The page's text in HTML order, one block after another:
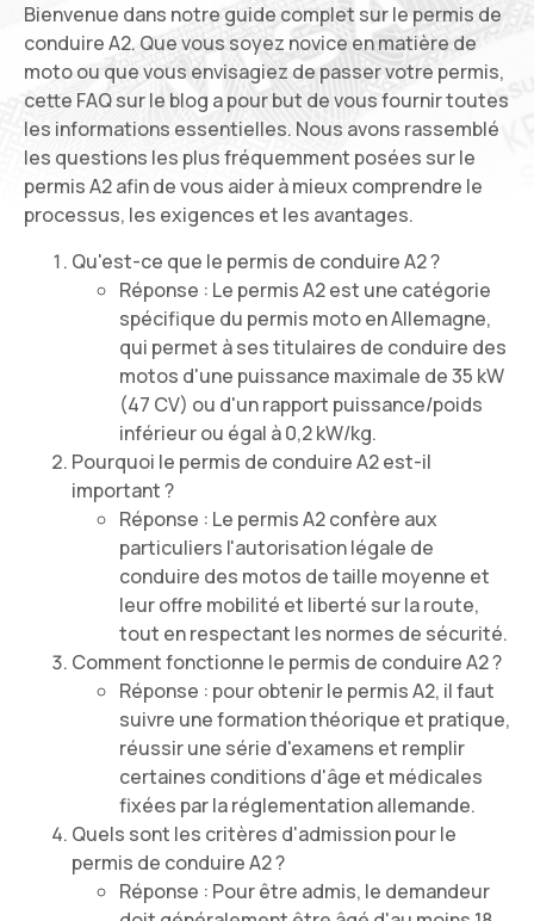
Bienvenue dans notre guide complet sur le permis de
conduire A2. Que vous soyez novice en matière de
moto ou que vous envisagiez de passer votre permis,
cette FAQ sur le blog a pour but de vous fournir toutes
les informations essentielles. Nous avons rassemblé
les questions les plus fréquemment posées sur le
permis A2 afin de vous aider à mieux comprendre le
processus, les exigences et les avantages.
Qu'est-ce que le permis de conduire A2 ?
Réponse : Le permis A2 est une catégorie
spécifique du permis moto en Allemagne,
qui permet à ses titulaires de conduire des
motos d'une puissance maximale de 35 kW
(47 CV) ou d'un rapport puissance/poids
inférieur ou égal à 0,2 kW/kg.
Pourquoi le permis de conduire A2 est-il
important ?
Réponse : Le permis A2 confère aux
particuliers l'autorisation légale de
conduire des motos de taille moyenne et
leur offre mobilité et liberté sur la route,
tout en respectant les normes de sécurité.
Comment fonctionne le permis de conduire A2 ?
Réponse : pour obtenir le permis A2, il faut
suivre une formation théorique et pratique,
réussir une série d'examens et remplir
certaines conditions d'âge et médicales
fixées par la réglementation allemande.
Quels sont les critères d'admission pour le
permis de conduire A2 ?
Réponse : Pour être admis, le demandeur